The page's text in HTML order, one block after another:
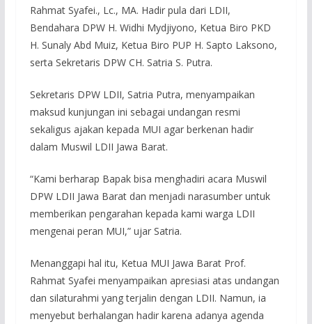
Rahmat Syafei., Lc., MA. Hadir pula dari LDII,
Bendahara DPW H. Widhi Mydjiyono, Ketua Biro PKD
H. Sunaly Abd Muiz, Ketua Biro PUP H. Sapto Laksono,
serta Sekretaris DPW CH. Satria S. Putra.
Sekretaris DPW LDII, Satria Putra, menyampaikan
maksud kunjungan ini sebagai undangan resmi
sekaligus ajakan kepada MUI agar berkenan hadir
dalam Muswil LDII Jawa Barat.
“Kami berharap Bapak bisa menghadiri acara Muswil
DPW LDII Jawa Barat dan menjadi narasumber untuk
memberikan pengarahan kepada kami warga LDII
mengenai peran MUI,” ujar Satria.
Menanggapi hal itu, Ketua MUI Jawa Barat Prof.
Rahmat Syafei menyampaikan apresiasi atas undangan
dan silaturahmi yang terjalin dengan LDII. Namun, ia
menyebut berhalangan hadir karena adanya agenda